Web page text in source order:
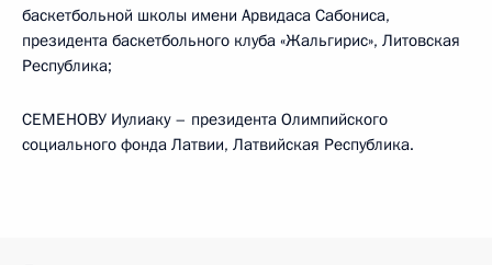
баскетбольной школы имени Арвидаса Сабониса,
президента баскетбольного клуба «Жальгирис», Литовская
Республика;
СЕМЕНОВУ Иулиаку – президента Олимпийского
социального фонда Латвии, Латвийская Республика.